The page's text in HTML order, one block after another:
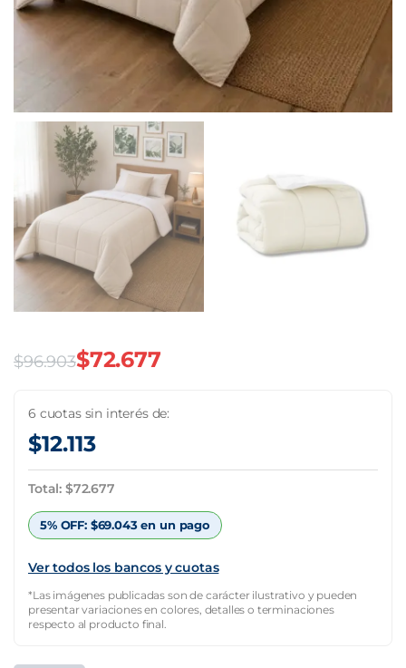
$96.903
precio
original
era:
$96.903.
$72.677
precio
actual
es:
$72.677.
6 cuotas sin interés de:
$12.113
Total: $72.677
5% OFF: $69.043en un pago
Ver todos los bancos y cuotas
*Las imágenes publicadas son de carácter ilustrativo y pueden
presentar variaciones en colores, detalles o terminaciones
respecto al producto final.